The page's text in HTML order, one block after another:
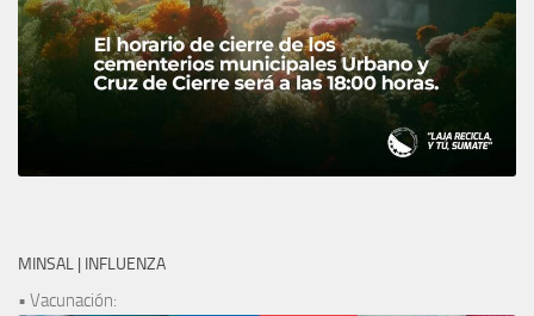
MINSAL | INFLUENZA
• Vacunación: